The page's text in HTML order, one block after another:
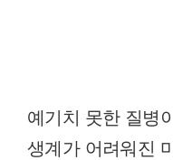
예기치 못한 질병
생계가 어려워진